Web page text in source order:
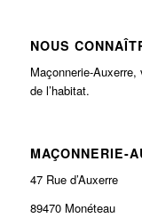
NOUS
Maçonnerie-
de l’habitat.
MAÇONNERIE-
47 Rue d’Auxerre
89470 Monéteau